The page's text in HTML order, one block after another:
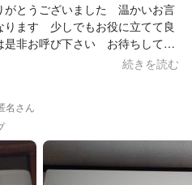
がとうございました 温かいお言
ります 少しでもお役に立てて良
是非お呼び下さい お待ちしてい
続きを読む
名さん